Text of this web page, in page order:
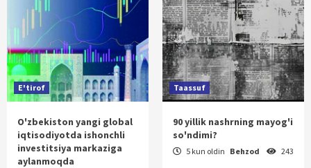
E'tirof
O'zbekiston yangi global
iqtisodiyotda ishonchli
investitsiya markaziga
aylanmoqda
Taassuf
90 yillik nashrning mayog'i
so'ndimi?
5 kun oldin Behzod 243